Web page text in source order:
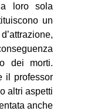
loro sola
un
dei morti.
il professor
altri aspetti
anche